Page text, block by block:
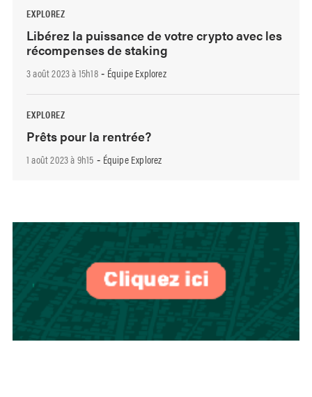
EXPLOREZ
Libérez la puissance de votre crypto avec les
récompenses de staking
3 août 2023 à 15h18- Équipe Explorez
EXPLOREZ
Prêts pour la rentrée?
1 août 2023 à 9h15 - Équipe Explorez